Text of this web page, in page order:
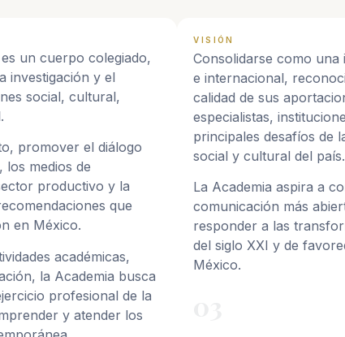
un cuerpo colegiado,
investigación y el
social, cultural,
promover el diálogo
los medios de
productivo y la
que
en México.
académicas,
la Academia busca
profesional de la
y atender los
VISIÓN
Consolidarse como
e internacional,
calidad de sus
especialistas,
principales desafíos de
social y cultural del país.
La Academia aspira a
comunicación más
responder a las
del siglo XXI y de
México.